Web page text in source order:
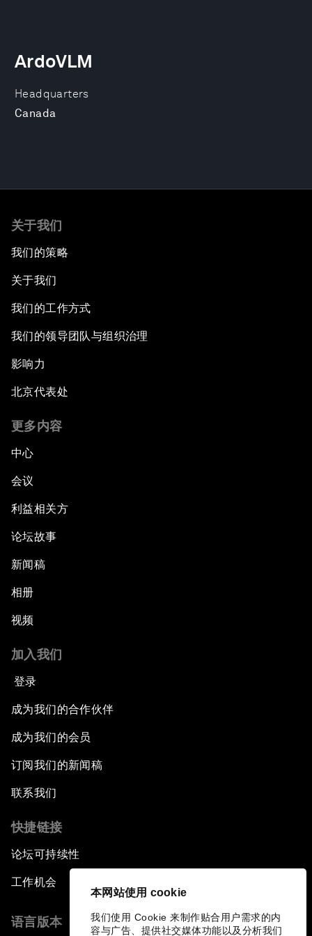
本网站使用 cookie
我们使用 Cookie 来制作贴合用户需求的内
容与广告、提供社交媒体功能以及分析我们
Headquarters
Canada
ArdoVLM
关于我们
我们的策略
关于我们
我们的工作方式
我们的领导团队与组织治理
影响力
北京代表处
更多内容
中心
会议
利益相关方
论坛故事
新闻稿
相册
视频
加入我们
登录
成为我们的合作伙伴
成为我们的会员
订阅我们的新闻稿
联系我们
快捷链接
论坛可持续性
工作机会
语言版本